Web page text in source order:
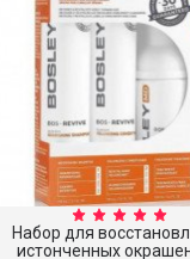
Набор для
истонченных